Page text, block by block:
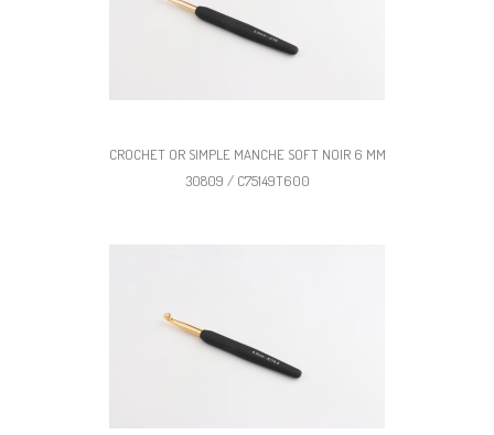
CROCHET OR SIMPLE MANCHE SOFT NOIR 6 MM
30809 / C75149T600